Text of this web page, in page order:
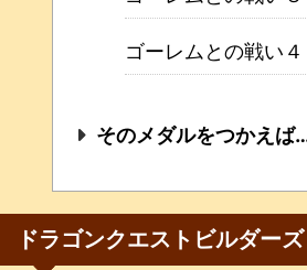
ゴーレムとの戦い４
そのメダルをつかえば…
ドラゴンクエストビルダーズ